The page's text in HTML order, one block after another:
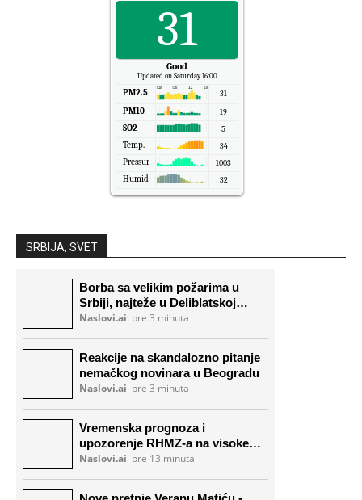
31
Good
Updated on Saturday 16:00
PM2.5 31
PM10 19
SO2 5
Temp. 34
Pressure 1003
Humidity 32
SRBIJA, SVET